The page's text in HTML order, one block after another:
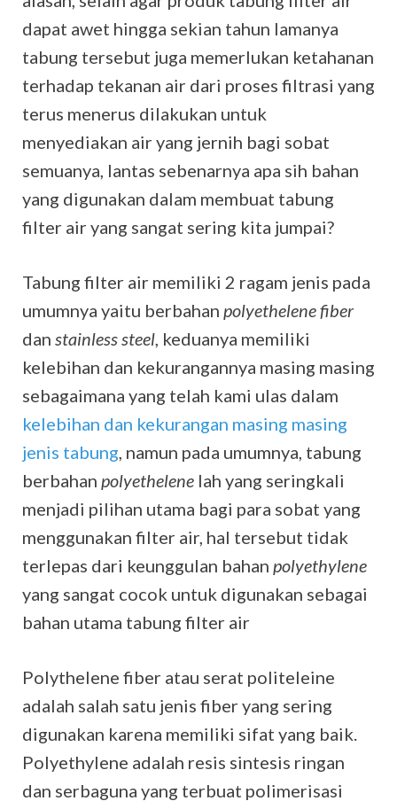
dapat awet hingga sekian tahun lamanya
tabung tersebut juga memerlukan ketahanan
terhadap tekanan air dari proses filtrasi yang
terus menerus dilakukan untuk
menyediakan air yang jernih bagi sobat
semuanya, lantas sebenarnya apa sih bahan
yang digunakan dalam membuat tabung
filter air yang sangat sering kita jumpai?
Tabung filter air memiliki 2 ragam jenis pada
umumnya yaitu berbahan polyethelene fiber
dan stainless steel, keduanya memiliki
kelebihan dan kekurangannya masing masing
sebagaimana yang telah kami ulas dalam
kelebihan dan kekurangan masing masing
jenis tabung, namun pada umumnya, tabung
berbahan polyethelene lah yang seringkali
menjadi pilihan utama bagi para sobat yang
menggunakan filter air, hal tersebut tidak
terlepas dari keunggulan bahan polyethylene
yang sangat cocok untuk digunakan sebagai
bahan utama tabung filter air
Polythelene fiber atau serat politeleine
adalah salah satu jenis fiber yang sering
digunakan karena memiliki sifat yang baik.
Polyethylene adalah resis sintesis ringan
dan serbaguna yang terbuat polimerisasi